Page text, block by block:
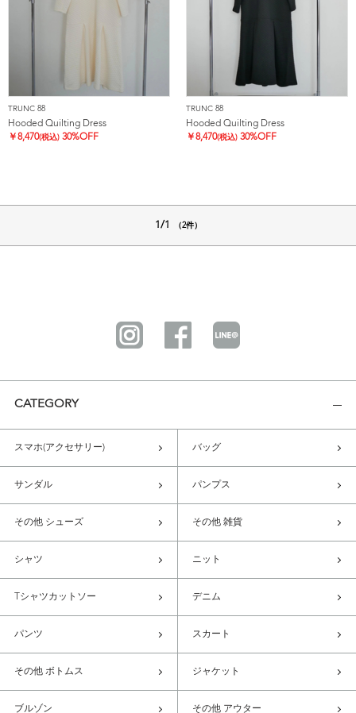
TRUNC 88
Hooded Quilting Dress
￥8,470(税込) 30%OFF
TRUNC 88
Hooded Quilting Dress
￥8,470(税込) 30%OFF
1/1 （2件）
CATEGORY
スマホ(アクセサリー) バッグ
サンダル パンプス
その他 シューズ その他 雑貨
シャツ ニット
Tシャツカットソー デニム
パンツ スカート
その他 ボトムス ジャケット
ブルゾン その他 アウター